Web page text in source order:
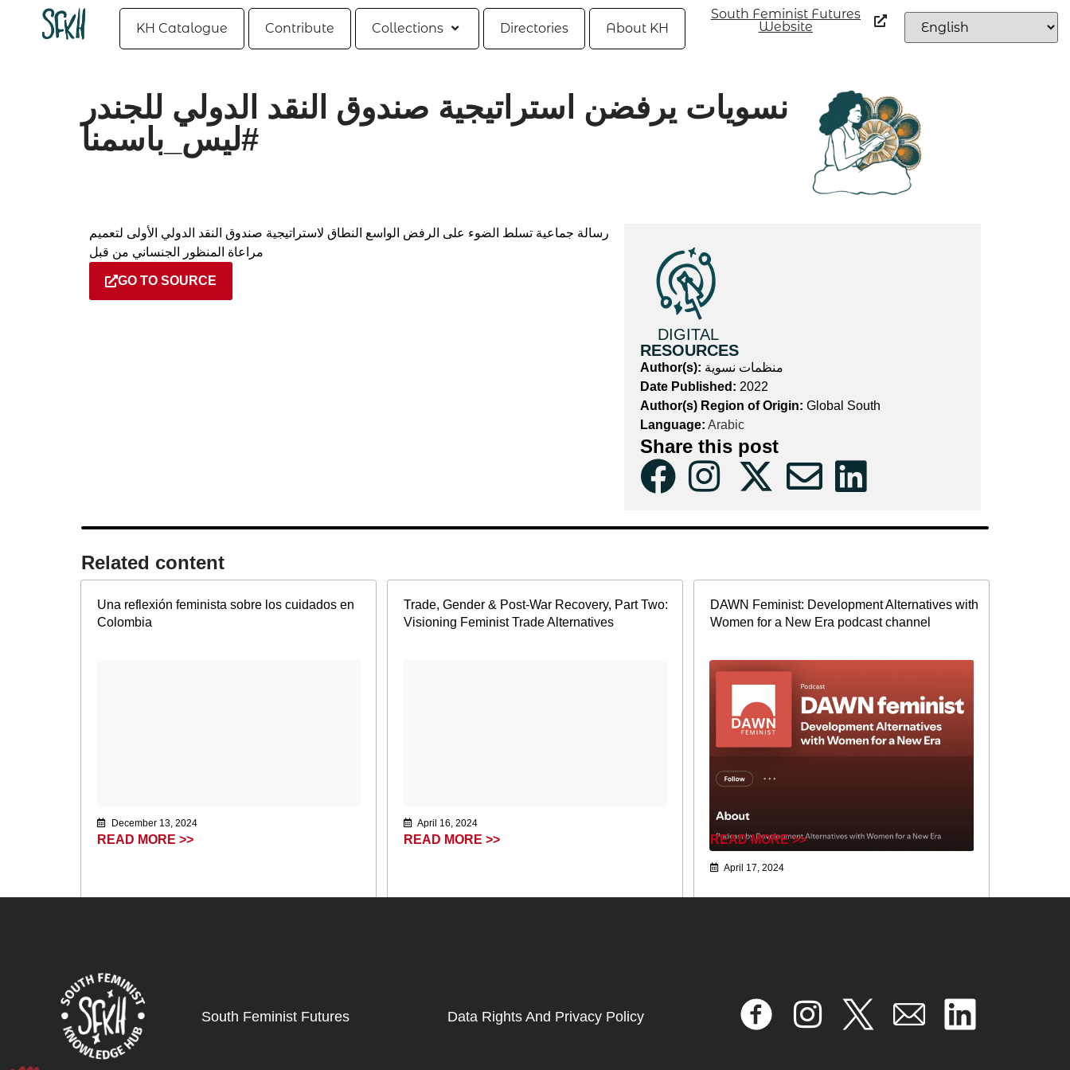
KH Catalogue Contribute Collections Directories About KH
South Feminist Futures
Website
نسويات يرفضن استراتيجية صندوق النقد الدولي للجندر
#ليس_باسمنا
رسالة جماعية تسلط الضوء على الرفض الواسع النطاق لاستراتيجية صندوق النقد الدولي الأولى لتعميم
مراعاة المنظور الجنساني من قبل
GO TO SOURCE
DIGITAL
RESOURCES
Author(s): منظمات نسوية
Date Published: 2022
Author(s) Region of Origin: Global South
Language: Arabic
Share this post
Related content​
Una reflexión feminista sobre los cuidados en
Colombia
December 13, 2024
READ MORE >>
Trade, Gender & Post-War Recovery, Part Two:
Visioning Feminist Trade Alternatives
April 16, 2024
READ MORE >>
DAWN Feminist: Development Alternatives with
Women for a New Era podcast channel
April 17, 2024
READ MORE >>
South Feminist Futures Data Rights And Privacy Policy